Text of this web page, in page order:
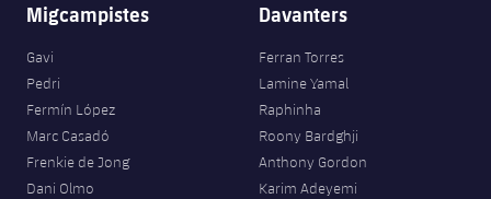
Migcampistes
Gavi
Pedri
Fermín López
Marc Casadó
Frenkie de Jong
Dani Olmo
Davanters
Ferran Torres
Lamine Yamal
Raphinha
Roony Bardghji
Anthony Gordon
Karim Adeyemi